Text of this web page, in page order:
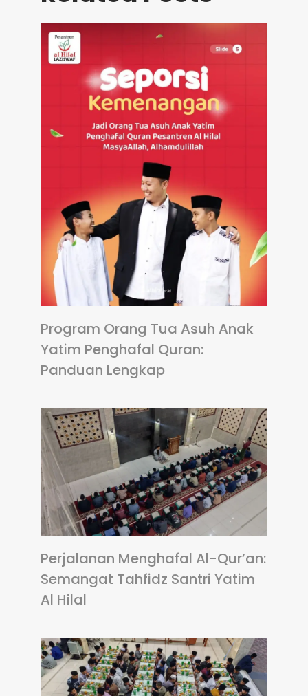
Program Orang Tua Asuh Anak
Yatim Penghafal Quran:
Panduan Lengkap
Perjalanan Menghafal Al-Qur’an:
Semangat Tahfidz Santri Yatim
Al Hilal